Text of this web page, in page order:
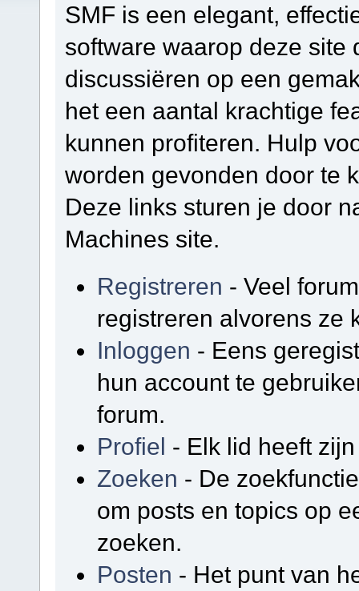
SMF is een elegant,
software waarop deze site
discussiëren op een
het een aantal krachtige
kunnen profiteren. Hulp
worden gevonden door te
Deze links sturen je door
Machines site.
Registreren - Veel
registreren alvorens ze
Inloggen - Eens
hun account te
forum.
Profiel - Elk lid heeft
Zoeken - De
om posts en topics op
zoeken.
Posten - Het punt van